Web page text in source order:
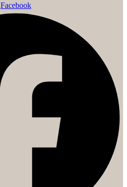
Facebook